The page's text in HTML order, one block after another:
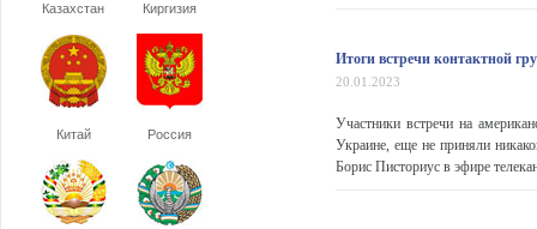
Казахстан Киргизия
Китай Россия
Итоги встречи контактной
20.01.2023
Участники встречи на
Украине, еще не приняли
Борис Писториус в эфире